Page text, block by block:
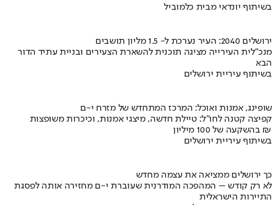
בשיתוף יונדאי מבית כלמוביל
ירושלים 2040: העיר נערכת ל- 1.5 מליון תושבים
מנכ"לית העירייה מציגה תוכנית להשארת הצעירים ובניית עתיד הדור
הבא
בשיתוף עיריית ירושלים
שופינג, אמנות ואוכל: המרכז המתחדש של מזרח י-ם
קפיצה קטנה לחו"ל: טיילת חדשה, מיצגי אמנות, וכיכרות משופצות
בהשקעה של 100 מיליון ₪
בשיתוף עיריית ירושלים
כך ירושלים ממציאה את עצמה מחדש
לא רק קודש – המהפכה המודרנית שעוברת י-ם מחזירה אותה לפסגת
התיירות הישראלית